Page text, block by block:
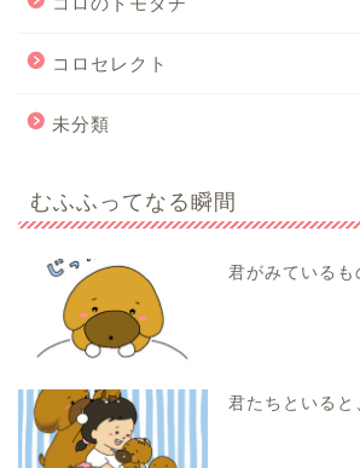
コロセレクト
未分類
むふふってなる瞬間
君がみているも
君たちといると